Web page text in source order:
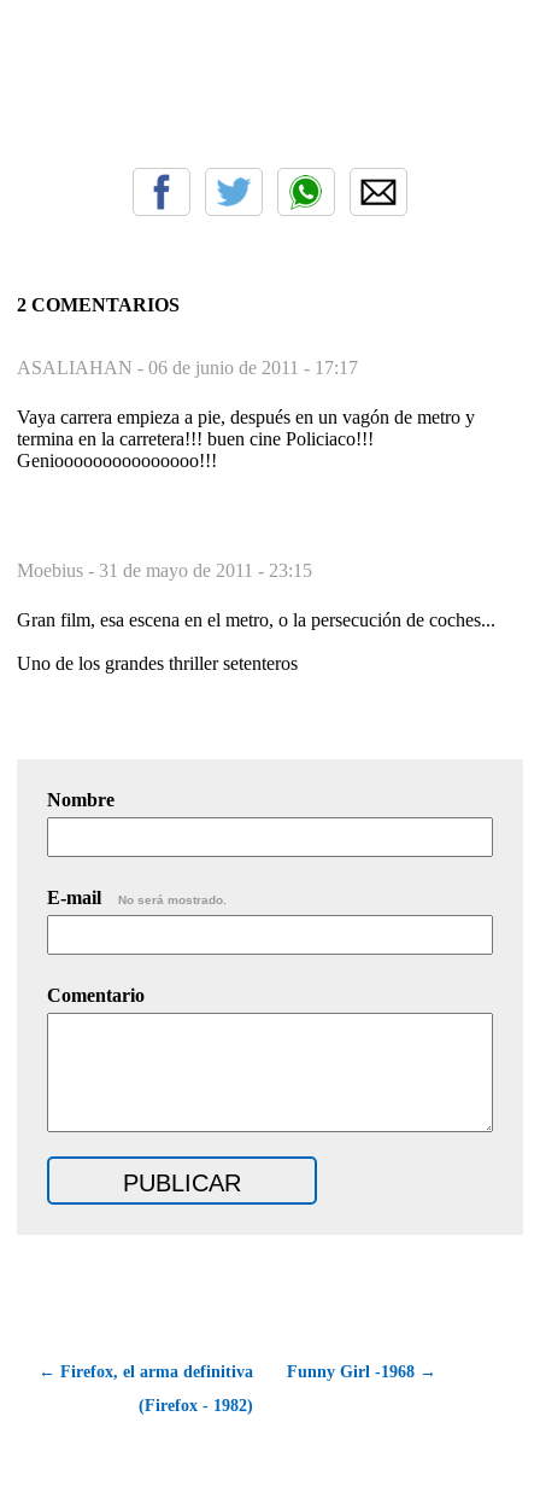
2 COMENTARIOS
ASALIAHAN - 06 de junio de 2011 - 17:17
Vaya carrera empieza a pie, después en un vagón de metro y
termina en la carretera!!! buen cine Policiaco!!!
Geniooooooooooooooo!!!
Moebius - 31 de mayo de 2011 - 23:15
Gran film, esa escena en el metro, o la persecución de coches...
Uno de los grandes thriller setenteros
Nombre
E-mail No será mostrado.
Comentario
← Firefox, el arma definitiva
(Firefox - 1982)
Funny Girl -1968 →